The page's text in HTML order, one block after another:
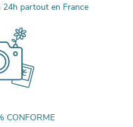
24h partout en France
CONFORME